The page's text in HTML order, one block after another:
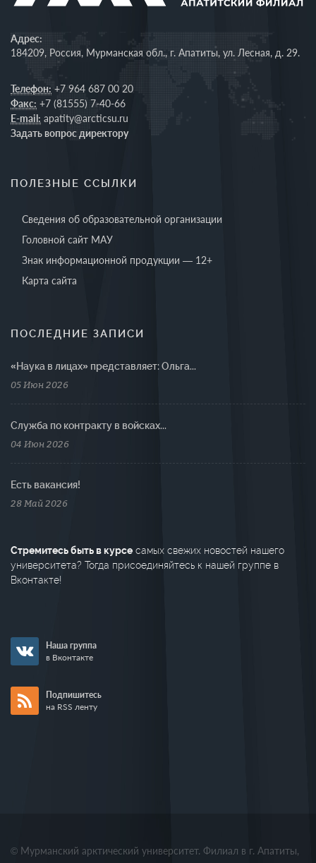
Адрес:
184209, Россия, Мурманская обл., г. Апатиты, ул. Лесная, д. 29.
Телефон: +7 964 687 00 20
Факс: +7 (81555) 7-40-66
E-mail: apatity@arcticsu.ru
Задать вопрос директору
ПОЛЕЗНЫЕ ССЫЛКИ
Сведения об образовательной организации
Головной сайт МАУ
Знак информационной продукции — 12+
Карта сайта
ПОСЛЕДНИЕ ЗАПИСИ
«Наука в лицах» представляет: Ольга...
05 Июн 2026
Cлужба по контракту в войсках...
04 Июн 2026
Есть вакансия!
28 Май 2026
Стремитесь быть в курсе самых свежих новостей нашего
университета? Тогда присоединяйтесь к нашей группе в
Вконтакте!
Наша группа
в Вконтакте
Подпишитесь
на RSS ленту
© Мурманский арктический университет. Филиал в г. Апатиты,